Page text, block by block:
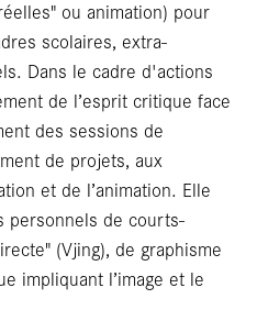
ou animation) pour
scolaires, extra-
Dans le cadre d'actions
de l’esprit critique face
des sessions de
de projets, aux
et de l’animation. Elle
personnels de courts-
(Vjing), de graphisme
impliquant l’image et le